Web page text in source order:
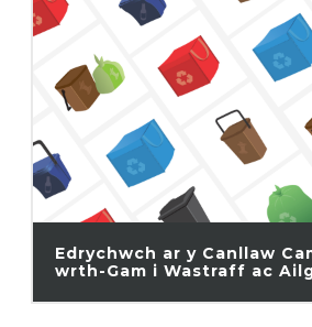
Edrychwch ar y Canllaw
wrth-Gam i Wastraff ac